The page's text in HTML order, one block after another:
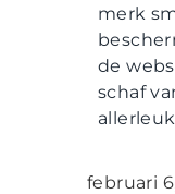
merk
de
schaf
februari